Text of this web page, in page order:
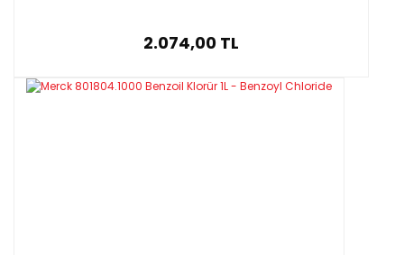
2.074,00 TL